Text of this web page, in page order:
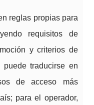
reglas propias para
requisitos de
y criterios de
traducirse en
de acceso más
para el operador,